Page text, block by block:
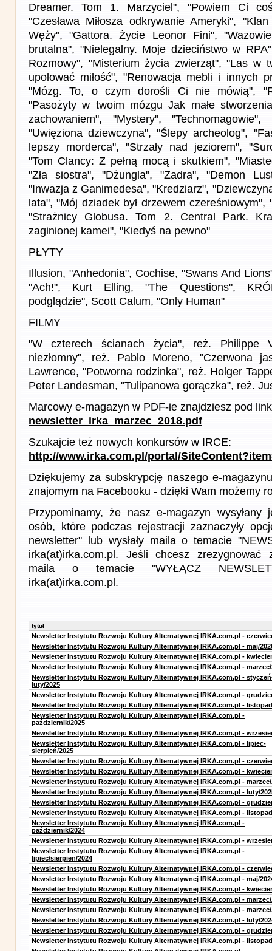
Dreamer. Tom 1. Marzyciel", "Powiem Ci
"Czesława Miłosza odkrywanie Ameryki",
Węży", "Gattora. Życie Leonor Fini",
brutalna", "Nielegalny. Moje dzieciństwo w
Rozmowy", "Misterium życia zwierząt", "Las w
upolować miłość", "Renowacja mebli i innych
"Mózg. To, o czym dorośli Ci nie mówią",
"Pasożyty w twoim mózgu Jak małe
zachowaniem", "Mystery",
"Uwięziona dziewczyna", "Ślepy archeolog",
lepszy morderca", "Strzały nad jeziorem",
"Tom Clancy: Z pełną mocą i skutkiem",
"Zła siostra", "Dżungla", "Zadra", "Demon
"Inwazja z Ganimedesa", "Kredziarz",
lata", "Mój dziadek był drzewem czereśniowym",
"Strażnicy Globusa. Tom 2. Central Park.
zaginionej kamei", "Kiedyś na pewno"
PŁYTY
Illusion, "Anhedonia", Cochise, "Swans And
"Ach!", Kurt Elling, "The Questions",
podglądzie", Scott Calum, "Only Human"
FILMY
"W czterech ścianach życia", reż. Philippe
niezłomny", reż. Pablo Moreno, "Czerwona
Lawrence, "Potworna rodzinka", reż. Holger
Peter Landesman, "Tulipanowa gorączka", reż.
Marcowy e-magazyn w PDF-ie znajdziesz pod
newsletter_irka_marzec_2018.pdf
Szukajcie też nowych konkursów w IRCE:
http://www.irka.com.pl/portal/
Dziękujemy za subskrypcję naszego e-
znajomym na Facebooku - dzięki Wam możemy
Przypominamy, że nasz e-magazyn
osób, które podczas rejestracji zaznaczyły
newsletter" lub wysłały maila o temacie
irka(at)irka.com.pl. Jeśli chcesz zrezygnować
maila o temacie "WYŁĄCZ
irka(at)irka.com.pl.
tytuł
Newsletter Instytutu Rozwoju Kultury Alternatywnej IRKA.com.pl -
Newsletter Instytutu Rozwoju Kultury Alternatywnej IRKA.com.pl - maj/
Newsletter Instytutu Rozwoju Kultury Alternatywnej IRKA.com.pl -
Newsletter Instytutu Rozwoju Kultury Alternatywnej IRKA.com.pl - marzec/
Newsletter Instytutu Rozwoju Kultury Alternatywnej IRKA.com.pl -
luty/2025
Newsletter Instytutu Rozwoju Kultury Alternatywnej IRKA.com.pl -
Newsletter Instytutu Rozwoju Kultury Alternatywnej IRKA.com.pl -
Newsletter Instytutu Rozwoju Kultury Alternatywnej IRKA.com.pl -
październik/2025
Newsletter Instytutu Rozwoju Kultury Alternatywnej IRKA.com.pl -
Newsletter Instytutu Rozwoju Kultury Alternatywnej IRKA.com.pl - lipiec-
sierpień/2025
Newsletter Instytutu Rozwoju Kultury Alternatywnej IRKA.com.pl -
Newsletter Instytutu Rozwoju Kultury Alternatywnej IRKA.com.pl -
Newsletter Instytutu Rozwoju Kultury Alternatywnej IRKA.com.pl - marzec/
Newsletter Instytutu Rozwoju Kultury Alternatywnej IRKA.com.pl - luty/
Newsletter Instytutu Rozwoju Kultury Alternatywnej IRKA.com.pl -
Newsletter Instytutu Rozwoju Kultury Alternatywnej IRKA.com.pl -
Newsletter Instytutu Rozwoju Kultury Alternatywnej IRKA.com.pl -
październik/2024
Newsletter Instytutu Rozwoju Kultury Alternatywnej IRKA.com.pl -
Newsletter Instytutu Rozwoju Kultury Alternatywnej IRKA.com.pl -
lipiec/sierpien/2024
Newsletter Instytutu Rozwoju Kultury Alternatywnej IRKA.com.pl -
Newsletter Instytutu Rozwoju Kultury Alternatywnej IRKA.com.pl - maj/
Newsletter Instytutu Rozwoju Kultury Alternatywnej IRKA.com.pl -
Newsletter Instytutu Rozwoju Kultury Alternatywnej IRKA.com.pl - marzec/
Newsletter Instytutu Rozwoju Kultury Alternatywnej IRKA.com.pl - marzec/
Newsletter Instytutu Rozwoju Kultury Alternatywnej IRKA.com.pl - luty/
Newsletter Instytutu Rozwoju Kultury Alternatywnej IRKA.com.pl -
Newsletter Instytutu Rozwoju Kultury Alternatywnej IRKA.com.pl -